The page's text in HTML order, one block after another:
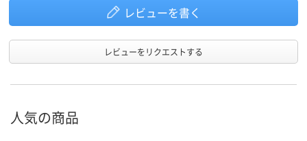
レビューを書く
レビューをリクエストする
人気の商品